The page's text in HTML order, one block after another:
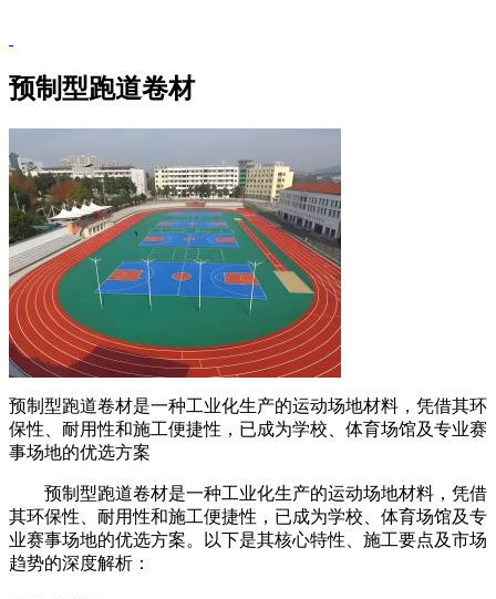
预制型跑道卷材
预制型跑道卷材是一种工业化生产的运动场地材料，凭借其环
保性、耐用性和施工便捷性，已成为学校、体育场馆及专业赛
事场地的优选方案
预制型跑道卷材是一种工业化生产的运动场地材料，凭借
其环保性、耐用性和施工便捷性，已成为学校、体育场馆及专
业赛事场地的优选方案。以下是其核心特性、施工要点及市场
趋势的深度解析：